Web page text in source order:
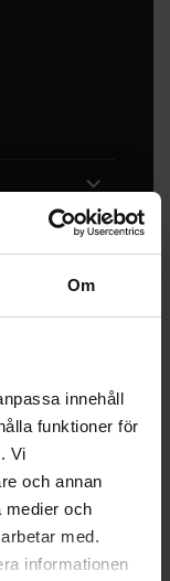
Om
innehåll
funktioner för
Vi
och annan
medier och
med.
informationen